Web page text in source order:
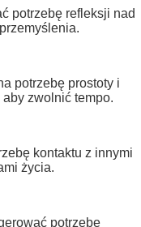
potrzebę refleksji nad
potrzebę prostoty i
aby zwolnić tempo.
kontaktu z innymi
życia.
potrzebę